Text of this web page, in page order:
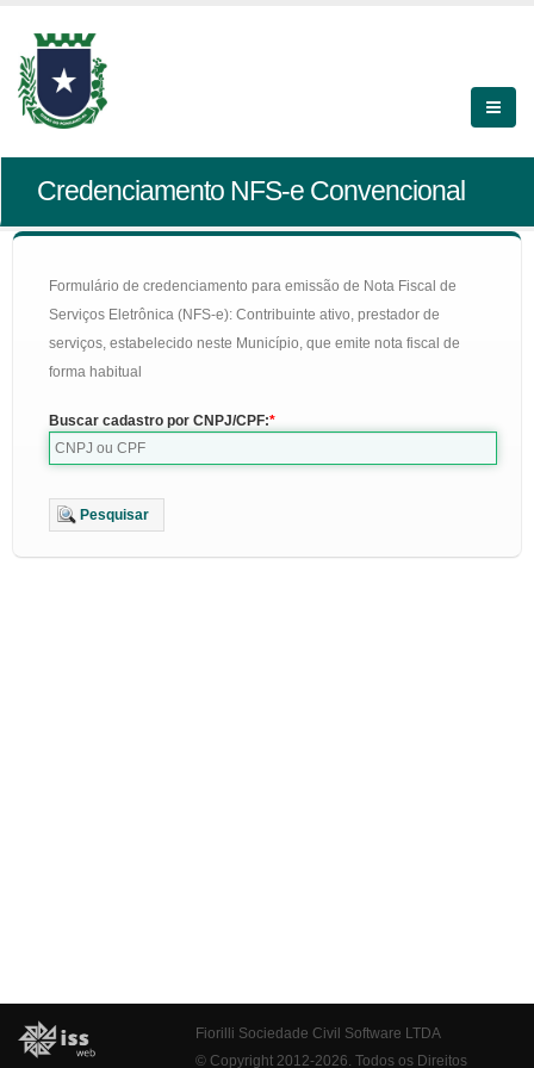
Credenciamento NFS-e Convencional
Formulário de credenciamento para emissão de Nota Fiscal de
Serviços Eletrônica (NFS-e): Contribuinte ativo, prestador de
serviços, estabelecido neste Município, que emite nota fiscal de
forma habitual
Buscar cadastro por CNPJ/CPF:
Pesquisar
Fiorilli Sociedade Civil Software LTDA
© Copyright 2012-2026. Todos os Direitos